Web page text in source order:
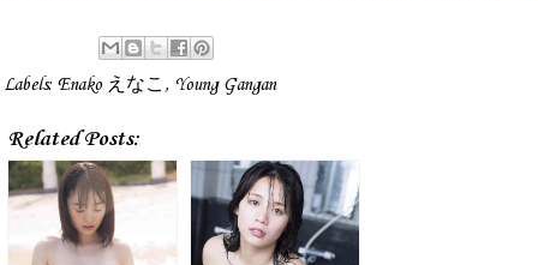
Labels: Enako えなこ , Young Gangan
Related Posts: